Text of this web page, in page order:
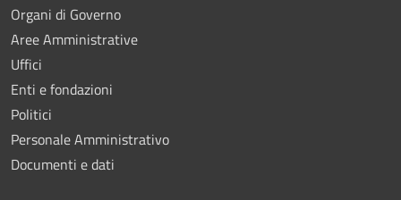
Organi di Governo
Aree Amministrative
Uffici
Enti e fondazioni
Politici
Personale Amministrativo
Documenti e dati